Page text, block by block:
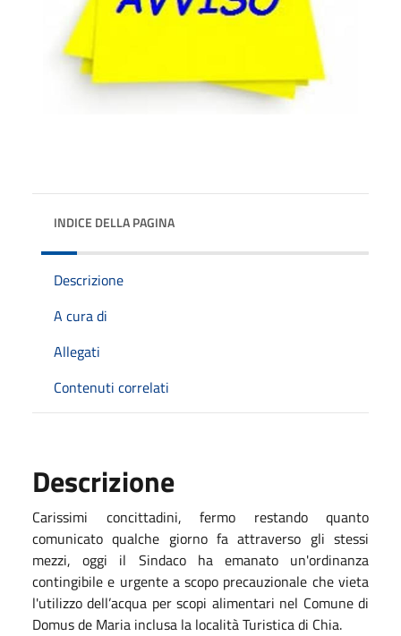
INDICE DELLA PAGINA
Descrizione
A cura di
Allegati
Contenuti correlati
Descrizione
Carissimi concittadini, fermo restando quanto
comunicato qualche giorno fa attraverso gli stessi
mezzi, oggi il Sindaco ha emanato un'ordinanza
contingibile e urgente a scopo precauzionale che vieta
l'utilizzo dell’acqua per scopi alimentari nel Comune di
Domus de Maria inclusa la località Turistica di Chia.